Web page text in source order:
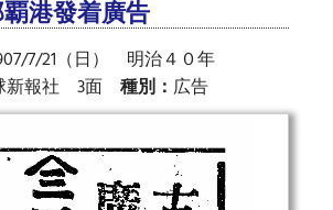
港發着廣告
7/21（日） 明治４０年
新報社 3面 種別： 広告